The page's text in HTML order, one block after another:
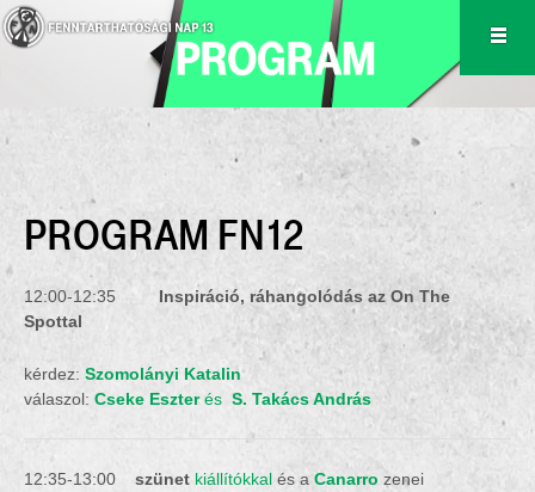
PROGRAM FN12
12:00-12:35 Inspiráció, ráhangolódás az On The
Spottal
kérdez: Szomolányi Katalin
válaszol: Cseke Eszterés S. Takács András
12:35-13:00 szünet kiállítókkal és a Canarro zenei